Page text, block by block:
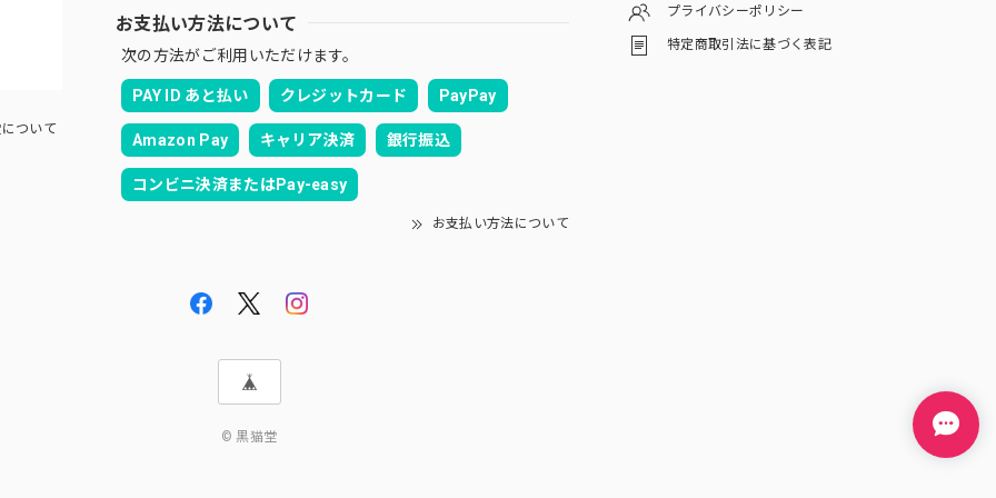
ついて
お支払い方法について
次の方法がご利用いただけます。
PAY ID あと払い クレジットカード PayPay
Amazon Pay キャリア決済 銀行振込
コンビニ決済またはPay-easy
お支払い方法について
プライバシーポリシー
特定商取引法に基づく表記
© 黒猫堂